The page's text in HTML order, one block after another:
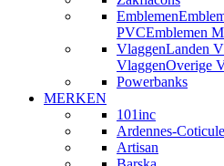
Emblemen
PVCEmblemen
VlaggenLanden
VlaggenOverige
Powerbanks
MERKEN
101inc
Ardennes-Coticule
Artisan